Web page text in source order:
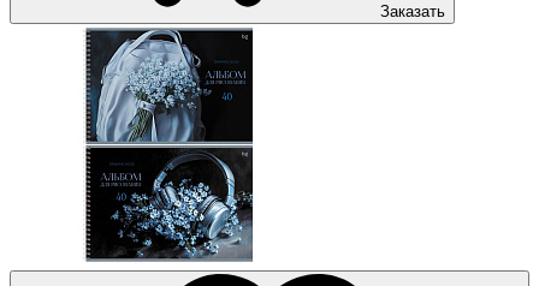
Заказать